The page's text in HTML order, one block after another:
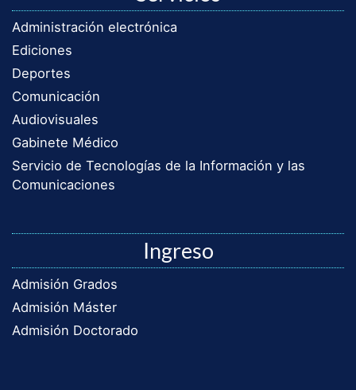
Administración electrónica
Ediciones
Deportes
Comunicación
Audiovisuales
Gabinete Médico
Servicio de Tecnologías de la Información y las
Comunicaciones
Ingreso
Admisión Grados
Admisión Máster
Admisión Doctorado